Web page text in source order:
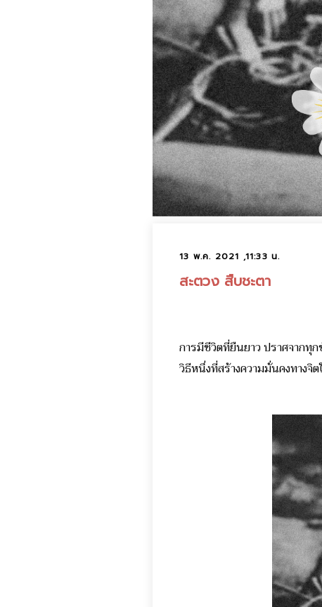
13 พ.ค. 2021 ,11:33 น.
สะตวง สืบชะตา
การมีชีวิตที่ยืนยาว ปราศจากทุ
วิธีหนึ่งที่สร้างความมั่นคงทางจิ